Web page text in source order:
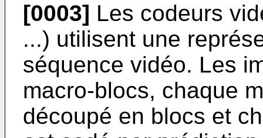
[0003] Les codeurs
...) utilisent une
séquence vidéo. Les
macro-blocs, chaque
découpé en blocs et